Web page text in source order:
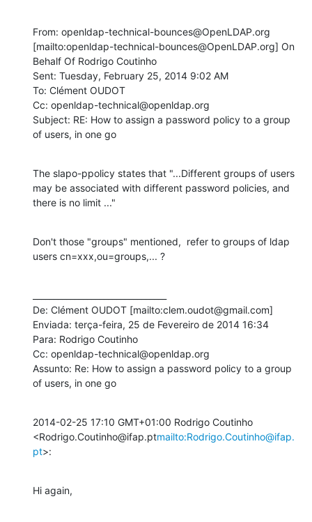
From: openldap-technical-bounces@OpenLDAP.org
[mailto:openldap-technical-bounces@OpenLDAP.org] On
Behalf Of Rodrigo Coutinho
Sent: Tuesday, February 25, 2014 9:02 AM
To: Clément OUDOT
Cc: openldap-technical@openldap.org
Subject: RE: How to assign a password policy to a group
of users, in one go
The slapo-ppolicy states that "...Different groups of users
may be associated with different password policies, and
there is no limit ..."
Don't those "groups" mentioned,  refer to groups of ldap
users cn=xxx,ou=groups,... ?
De: Clément OUDOT [mailto:clem.oudot@gmail.com]
Enviada: terça-feira, 25 de Fevereiro de 2014 16:34
Para: Rodrigo Coutinho
Cc: openldap-technical@openldap.org
Assunto: Re: How to assign a password policy to a group
of users, in one go
2014-02-25 17:10 GMT+01:00 Rodrigo Coutinho
<Rodrigo.Coutinho@ifap.ptmailto:Rodrigo.Coutinho@ifap.
pt>:
Hi again,